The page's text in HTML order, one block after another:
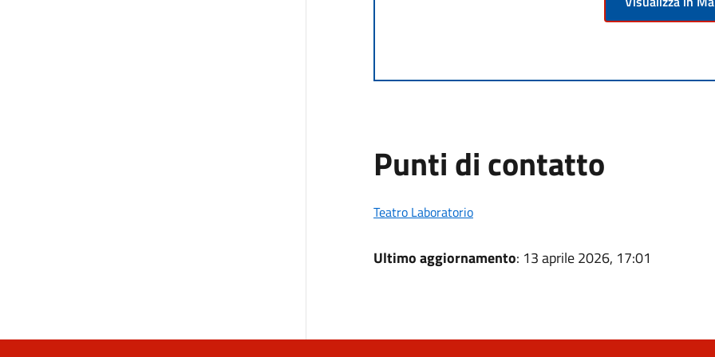
Punti di contatto
Teatro Laboratorio
Ultimo aggiornamento: 13 aprile 2026, 17:01